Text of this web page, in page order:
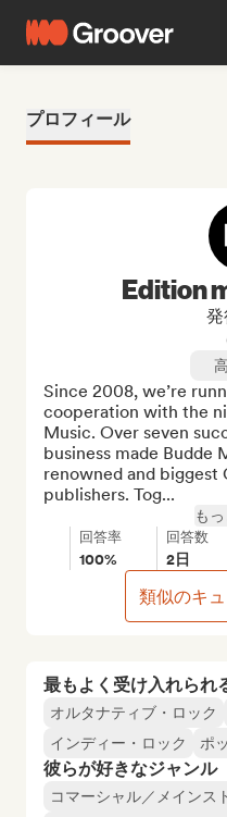
プロフィール
最もよく受け入れられ
オルタナティブ・ロック
インディー・ロック
ポ
彼らが好きなジャンル
コマーシャル／メインス
Edition
Since 2008, we’re
cooperation with the
Music. Over seven
business made Budde
renowned and biggest
publishers. Tog...
も
回答率
100%
回答数
2日
類似のキ